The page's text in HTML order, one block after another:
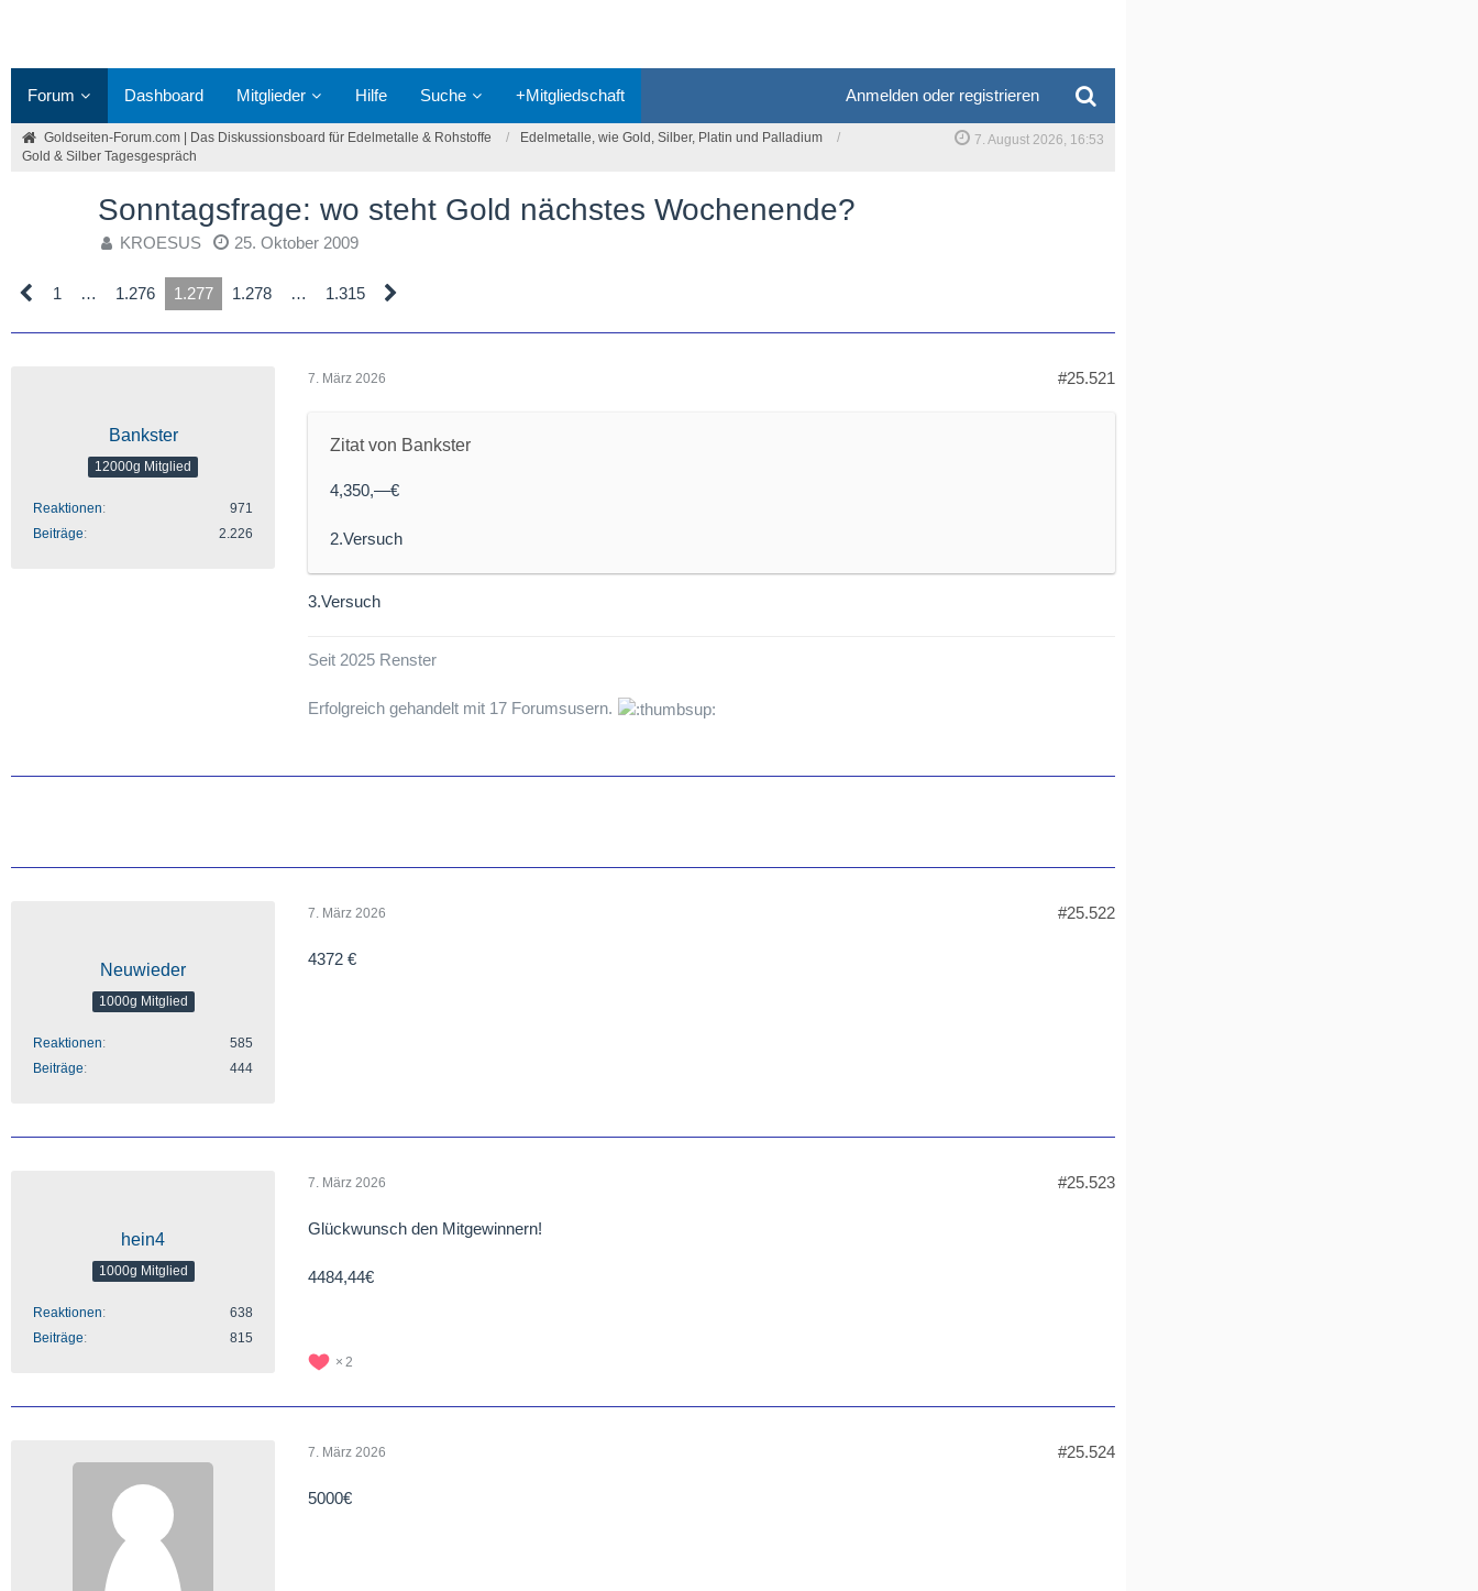
Forum Dashboard Mitglieder Hilfe Suche +Mitgliedschaft Anmelden oder registrieren
Goldseiten-Forum.com | Das Diskussionsboard für Edelmetalle & Rohstoffe
Edelmetalle, wie Gold, Silber, Platin und Palladium
Gold & Silber Tagesgespräch
7. August 2026, 16:53
Sonntagsfrage: wo steht Gold nächstes Wochenende?
KROESUS 25. Oktober 2009
1 … 1.276 1.277 1.278 … 1.315
Bankster
12000g Mitglied
Reaktionen
971
Beiträge
2.226
7. März 2026 #25.521
Zitat von Bankster
4,350,—€
2.Versuch
3.Versuch
Seit 2025 Renster
Erfolgreich gehandelt mit 17 Forumsusern.
Neuwieder
1000g Mitglied
Reaktionen
585
Beiträge
444
7. März 2026 #25.522
4372 €
hein4
1000g Mitglied
Reaktionen
638
Beiträge
815
7. März 2026 #25.523
Glückwunsch den Mitgewinnern!
4484,44€
2
7. März 2026 #25.524
5000€